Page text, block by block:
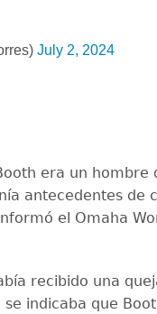
July 2, 2024
era un hombre
antecedentes de
el Omaha
recibido una
indicaba que